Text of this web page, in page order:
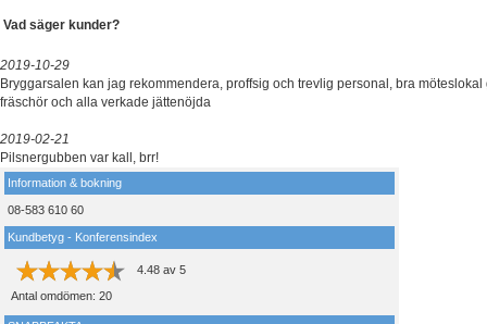
Vad säger kunder?
2019-10-29
Bryggarsalen kan jag rekommendera, proffsig och trevlig personal, bra
fräschör och alla verkade jättenöjda
2019-02-21
Pilsnergubben var kall, brr!
Information & bokning
08-583 610 60
Kundbetyg - Konferensindex
4.48 av 5
Antal omdömen: 20